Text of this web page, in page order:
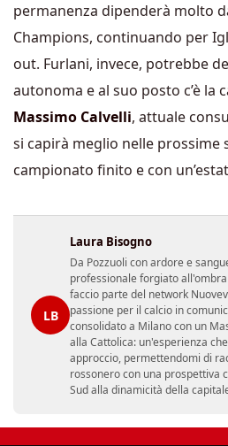
permanenza dipenderà molto
Champions, continuando per
out. Furlani, invece, potrebbe
autonoma e al suo posto c’è la
Massimo Calvelli, attuale
si capirà meglio nelle prossime
campionato finito e con
LB
Laura Bisogno
Da Pozzuoli con ardore e
professionale forgiato
faccio parte del network
passione per il calcio in
consolidato a Milano con un
alla Cattolica: un'esperienza
approccio, permettendomi di
rossonero con una prospettiva
Sud alla dinamicità della